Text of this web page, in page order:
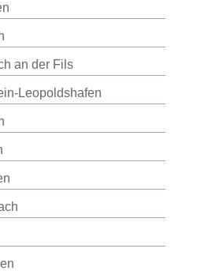
an der Fils
Leopoldshafen